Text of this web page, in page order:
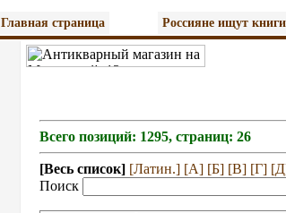
Главная страница Россияне ищут книги
Всего позиций: 1295, страниц: 26
[Весь список] [Латин.] [А] [Б] [В] [Г]
Поиск